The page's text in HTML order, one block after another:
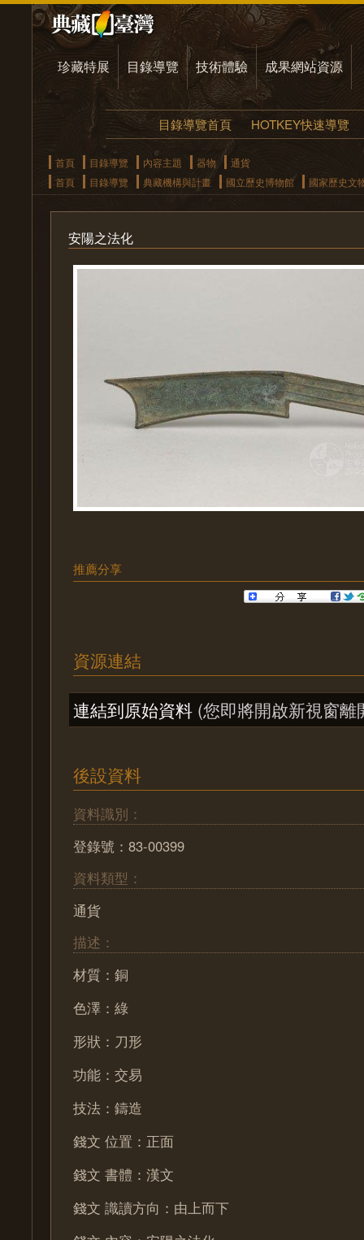
珍藏特展 目錄導覽 技術體驗 成果網站資源
目錄導覽首頁 HOTKEY快速導覽
首頁 目錄導覽 內容主題 器物
通貨
首頁
目錄導覽 典藏機構與計畫 國立歷史博物館 國家歷史文
安陽之法化
推薦分享
資源連結
連結到原始資料 (您即將開啟新視窗離
後設資料
資料識別：
登錄號：83-00399
資料類型：
通貨
描述：
材質：銅
色澤：綠
形狀：刀形
功能：交易
技法：鑄造
錢文 位置：正面
錢文 書體：漢文
錢文 識讀方向：由上而下